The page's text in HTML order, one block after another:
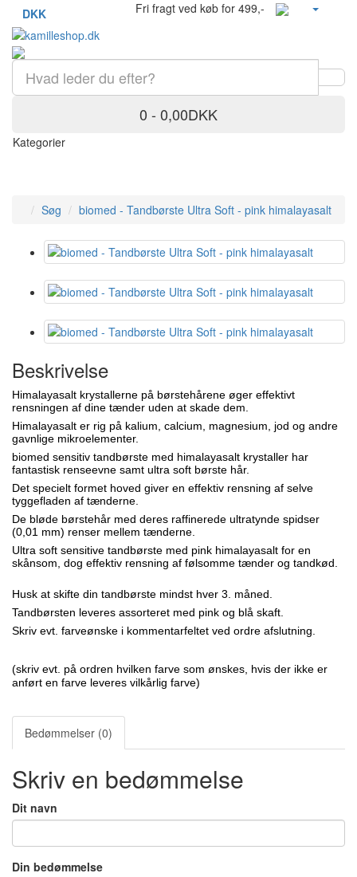
DKK Fri fragt ved køb for 499,-
0 - 0,00DKK
Kategorier
Søg biomed - Tandbørste Ultra Soft - pink himalayasalt
Beskrivelse
Himalayasalt krystallerne på børstehårene øger effektivt
rensningen af dine tænder uden at skade dem.
Himalayasalt er rig på kalium, calcium, magnesium, jod og andre
gavnlige mikroelementer.
biomed sensitiv tandbørste med himalayasalt krystaller har
fantastisk renseevne samt ultra soft børste hår.
Det specielt formet hoved giver en effektiv rensning af selve
tyggefladen af tænderne.
De bløde børstehår med deres raffinerede ultratynde spidser
(0,01 mm) renser mellem tænderne.
Ultra soft sensitive tandbørste med pink himalayasalt for en
skånsom, dog effektiv rensning af følsomme tænder og tandkød.
Husk at skifte din tandbørste mindst hver 3. måned.
Tandbørsten leveres assorteret med pink og blå skaft.
Skriv evt. farveønske i kommentarfeltet ved ordre afslutning.
(skriv evt. på ordren hvilken farve som ønskes, hvis der ikke er
anført en farve leveres vilkårlig farve)
Bedømmelser (0)
Skriv en bedømmelse
Dit navn
Din bedømmelse